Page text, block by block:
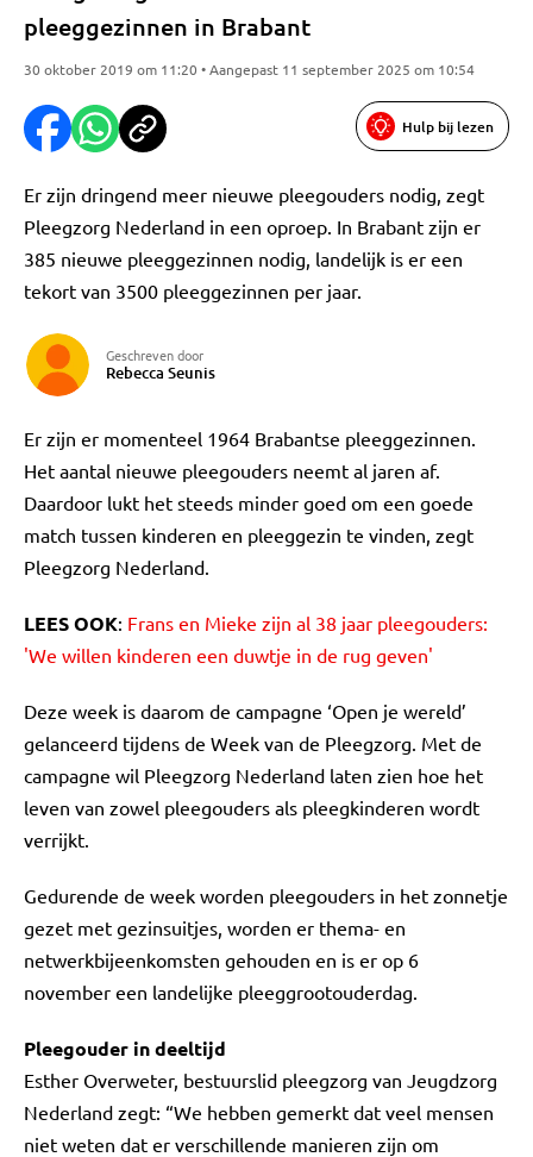
pleeggezinnen in Brabant
30 oktober 2019 om 11:20 • Aangepast 11 september 2025 om 10:54
Hulp bij lezen
Er zijn dringend meer nieuwe pleegouders nodig, zegt
Pleegzorg Nederland in een oproep. In Brabant zijn er
385 nieuwe pleeggezinnen nodig, landelijk is er een
tekort van 3500 pleeggezinnen per jaar.
Geschreven door
Rebecca Seunis
Er zijn er momenteel 1964 Brabantse pleeggezinnen.
Het aantal nieuwe pleegouders neemt al jaren af.
Daardoor lukt het steeds minder goed om een goede
match tussen kinderen en pleeggezin te vinden, zegt
Pleegzorg Nederland.
LEES OOK: Frans en Mieke zijn al 38 jaar pleegouders:
'We willen kinderen een duwtje in de rug geven'
Deze week is daarom de campagne ‘Open je wereld’
gelanceerd tijdens de Week van de Pleegzorg. Met de
campagne wil Pleegzorg Nederland laten zien hoe het
leven van zowel pleegouders als pleegkinderen wordt
verrijkt.
Gedurende de week worden pleegouders in het zonnetje
gezet met gezinsuitjes, worden er thema- en
netwerkbijeenkomsten gehouden en is er op 6
november een landelijke pleeggrootouderdag.
Pleegouder in deeltijd
Esther Overweter, bestuurslid pleegzorg van Jeugdzorg
Nederland zegt: “We hebben gemerkt dat veel mensen
niet weten dat er verschillende manieren zijn om